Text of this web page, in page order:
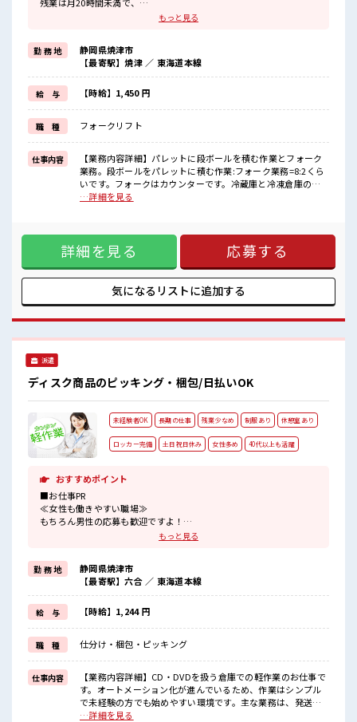
明るすぎたり奇抜でなければ基本的に自由！
(規定有)≪機能的な制服アリ≫
制服があるので、
毎日の服装の悩み解消♪
≪未経験の方も大カンゲイ≫
新しいことにチャレンジするのは不安だけど、
しっかり働く環境が整っています！
イチからスキルUP・ステップUP目指していきましょう！
≪収入アップを目指せる≫
高時給だらけの派遣のお仕事です！
■職場の雰囲気
キバツ過ぎなければ髪色・髪型は自由！
社会人経験が浅くてもOK！
ここから経験積んでいきましょ！
もっと見る
勤 務 地
静岡県焼津市
【最寄駅】焼津 ／ 東海道本線
給 与 【時給】1,450 円
職 種 フォークリフト
仕事内容
【業務内容詳細】パレットに段ボールを積む作業とフォーク
業務。段ボールをパレットに積む作業:フォーク業務=8:2くら
いです。フォークはカウンターです。冷蔵庫と冷凍倉庫の行
き来あります。【取扱製品情報】スーパー、冷凍食品通販な
ます♪ ≪髪色自由で自分らしく働く≫ 明るすぎたり奇抜でな
ければ基本的に自由！ (規定有)≪機能的な制服アリ≫ 制服が
あるので、 毎日の服装の悩み解消♪ ≪未経験の方も大カンゲ
イ≫ 新しいことにチャレンジするのは不安だけど、 しっかり
働く環境が整っています！ イチからスキルUP・ステップUP
目指していきましょう！ ≪収入アップを目指せる≫ 高時給だ
ば髪色・髪型は自由！ あなたの個性を大事にできます♪ 20代
が多数活躍中！ 社会人経験が浅くてもOK！ ここから経験積
…詳細を見る
詳細を見る 応募する
気になるリストに追加する
派遣
ディスク商品のピッキング・梱包/日払いOK
未経験者OK 長期の仕事 残業少なめ 制服あり 休憩室あり
ロッカー完備 土日祝日休み 女性多め 40代以上も活躍
おすすめポイント
■お仕事PR
≪女性も働きやすい職場≫
もちろん男性の応募も歓迎ですよ！
残業はほとんどナシ！
≪週休2日制≫
週末は家族や友人と一緒にプライベート満喫！
≪ラクラク制服アリ≫
制服があるので、
毎日の服装の悩み解消♪
≪未経験でも活躍できる≫
新しいことにチャレンジするのは不安だけど、
しっかり働く環境が整っています！
イチからスキルUP・ステップUP目指していきましょう！
■職場の雰囲気
女性が多めの職場です♪
もっと見る
勤 務 地
静岡県焼津市
【最寄駅】六合 ／ 東海道本線
給 与 【時給】1,244 円
職 種 仕分け・梱包・ピッキング
仕事内容
【業務内容詳細】CD・DVDを扱う倉庫での軽作業のお仕事で
す。オートメーション化が進んでいるため、作業はシンプル
で未経験の方でも始めやすい環境です。主な業務は、発送先
の店舗ごとに商品を集める「ピッキング作業」と、集めた商
…詳細を見る